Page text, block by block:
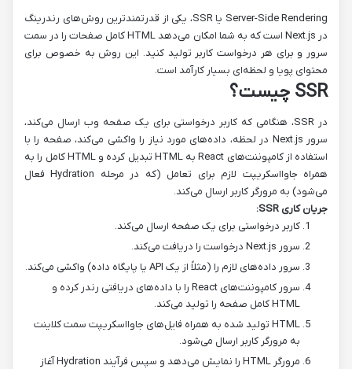
Server-Side Rendering یا SSR، یکی از قدرتمندترین روش‌های رندرینگ
در Next.js است که به شما امکان می‌دهد HTML کامل صفحات را در سمت
سرور و برای هر درخواست کاربر تولید کنید. این روش به خصوص برای
محتوای پویا و لحظه‌ای بسیار کارآمد است.
SSR چیست؟
در SSR، هنگامی که کاربر درخواستی برای یک صفحه وب ارسال می‌کند،
سرور Next.js در لحظه، داده‌های مورد نیاز را واکشی می‌کند، صفحه را با
استفاده از کامپوننت‌های React به HTML تبدیل کرده و HTML کامل را به
همراه جاوااسکریپت لازم برای تعامل (که در مرحله Hydration فعال
می‌شود) به مرورگر کاربر ارسال می‌کند.
جریان کاری SSR:
کاربر درخواستی برای یک صفحه ارسال می‌کند.
سرور Next.js درخواست را دریافت می‌کند.
سرور داده‌های لازم را (مثلاً از یک API یا پایگاه داده) واکشی می‌کند.
سرور کامپوننت‌های React را با داده‌های دریافتی رندر کرده و
HTML کامل صفحه را تولید می‌کند.
HTML تولید شده به همراه فایل‌های جاوااسکریپت سمت کلاینت
به مرورگر کاربر ارسال می‌شود.
مرورگر HTML را نمایش می‌دهد و سپس فرآیند Hydration آغاز